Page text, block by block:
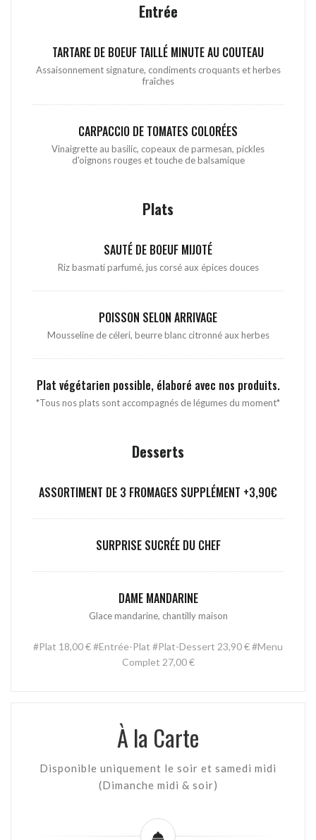
Entrée
TARTARE DE BOEUF TAILLÉ MINUTE AU COUTEAU
Assaisonnement signature, condiments croquants et herbes
fraîches
CARPACCIO DE TOMATES COLORÉES
Vinaigrette au basilic, copeaux de parmesan, pickles
d'oignons rouges et touche de balsamique
Plats
SAUTÉ DE BOEUF MIJOTÉ
Riz basmati parfumé, jus corsé aux épices douces
POISSON SELON ARRIVAGE
Mousseline de céleri, beurre blanc citronné aux herbes
Plat végétarien possible, élaboré avec nos produits.
*Tous nos plats sont accompagnés de légumes du moment*
Desserts
ASSORTIMENT DE 3 FROMAGES SUPPLÉMENT +3,90€
SURPRISE SUCRÉE DU CHEF
DAME MANDARINE
Glace mandarine, chantilly maison
#Plat 18,00 € #Entrée-Plat #Plat-Dessert 23,90 € #Menu
Complet 27,00 €
À la Carte
Disponible uniquement le soir et samedi midi
(Dimanche midi & soir)